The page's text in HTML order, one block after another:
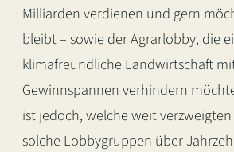
Milliarden verdienen und gern
bleibt – sowie der Agrarlobby, die
klimafreundliche Landwirtschaft
Gewinnspannen verhindern
ist jedoch, welche weit
solche Lobbygruppen über